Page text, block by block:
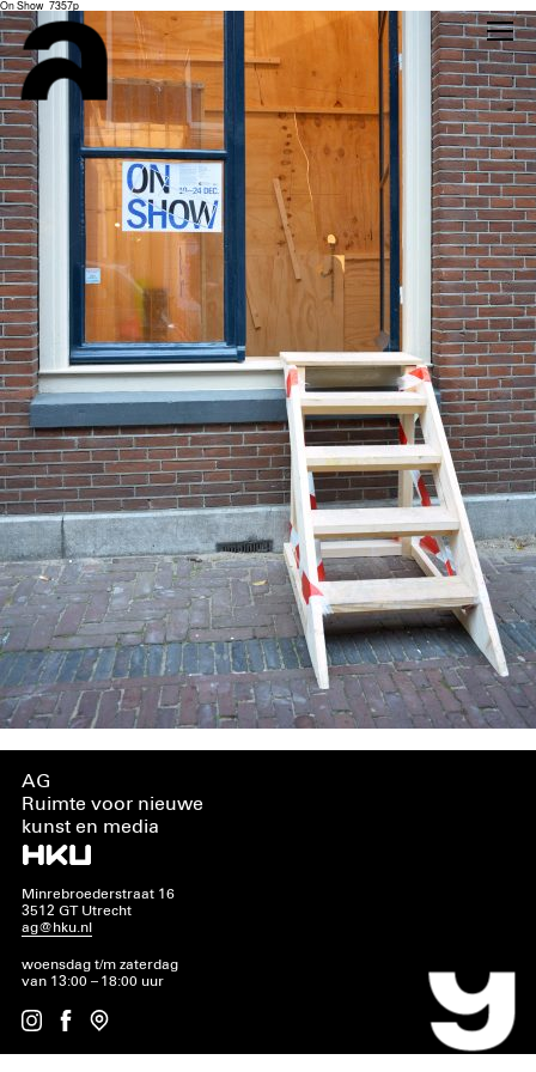
On Show_7357p
AG
Ruimte voor nieuwe
kunst en media
Minrebroederstraat 16
3512 GT Utrecht
ag@hku.nl
woensdag t/m zaterdag
van 13:00 – 18:00 uur